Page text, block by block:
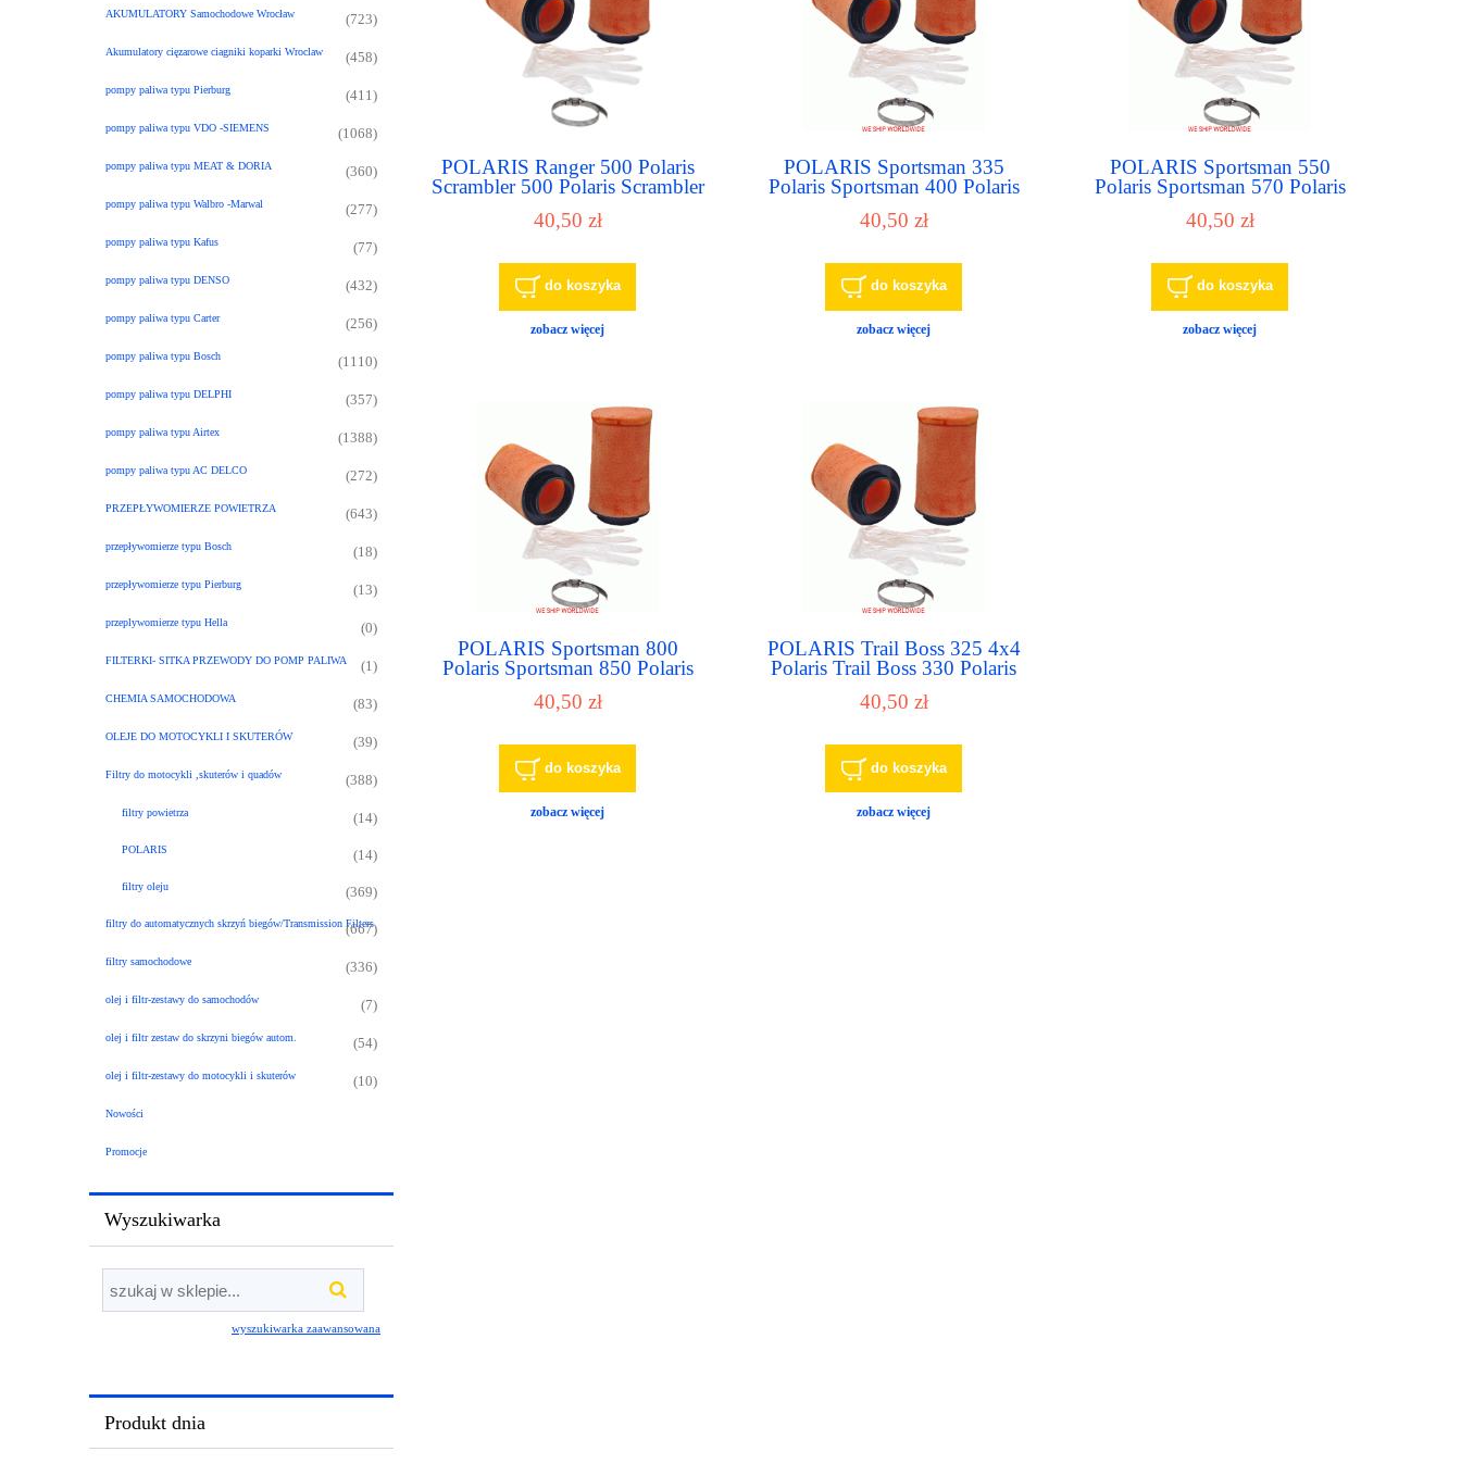
AKUMULATORY Samochodowe Wrocław (723)
Akumulatory cięzarowe ciagniki koparki Wroclaw (458)
pompy paliwa typu Pierburg (411)
pompy paliwa typu VDO -SIEMENS (1068)
pompy paliwa typu MEAT & DORIA (360)
pompy paliwa typu Walbro -Marwal (277)
pompy paliwa typu Kafus (77)
pompy paliwa typu DENSO (432)
pompy paliwa typu Carter (256)
pompy paliwa typu Bosch (1110)
pompy paliwa typu DELPHI (357)
pompy paliwa typu Airtex (1388)
pompy paliwa typu AC DELCO (272)
PRZEPŁYWOMIERZE POWIETRZA (643)
przepływomierze typu Bosch (18)
przepływomierze typu Pierburg (13)
przeplywomierze typu Hella (0)
FILTERKI- SITKA PRZEWODY DO POMP PALIWA (1)
CHEMIA SAMOCHODOWA (83)
OLEJE DO MOTOCYKLI I SKUTERÓW (39)
Filtry do motocykli ,skuterów i quadów (388)
filtry powietrza (14)
POLARIS (14)
filtry oleju (369)
filtry do automatycznych skrzyń biegów/Transmission Filters
(667)
filtry samochodowe (336)
olej i filtr-zestawy do samochodów (7)
olej i filtr zestaw do skrzyni biegów autom. (54)
olej i filtr-zestawy do motocykli i skuterów (10)
Nowości
Promocje
Wyszukiwarka
wyszukiwarka zaawansowana
Produkt dnia
POLARIS Ranger 500 Polaris
Scrambler 500 Polaris Scrambler
powietrza - air filter
40,50 zł
do koszyka
zobacz więcej
POLARIS Sportsman 335
Polaris Sportsman 400 Polaris
Sportsman 450 Polaris
Sportsman 500 filtr powietrza -
40,50 zł
do koszyka
zobacz więcej
POLARIS Sportsman 550
Polaris Sportsman 570 Polaris
Sportsman 600 Twin Polaris
Sportsman 700 Twin 700EFI
40,50 zł
do koszyka
zobacz więcej
POLARIS Sportsman 800
Polaris Sportsman 850 Polaris
Sportsman MV7 filtr powietrza -
40,50 zł
do koszyka
zobacz więcej
POLARIS Trail Boss 325 4x4
Polaris Trail Boss 330 Polaris
air filter
40,50 zł
do koszyka
zobacz więcej